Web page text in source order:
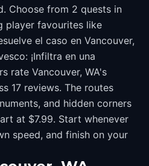
Choose from 2 quests in
player favourites like
el caso en Vancouver,
¡Infiltra en una
rate Vancouver, WA's
17 reviews. The routes
and hidden corners
at $7.99. Start whenever
speed, and finish on your